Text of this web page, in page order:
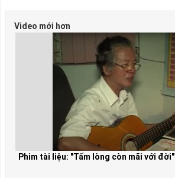
Video mới hơn
Phim tài liệu: "Tấm lòng còn mãi với đời"